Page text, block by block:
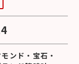
ンド ・ 宝石 ・